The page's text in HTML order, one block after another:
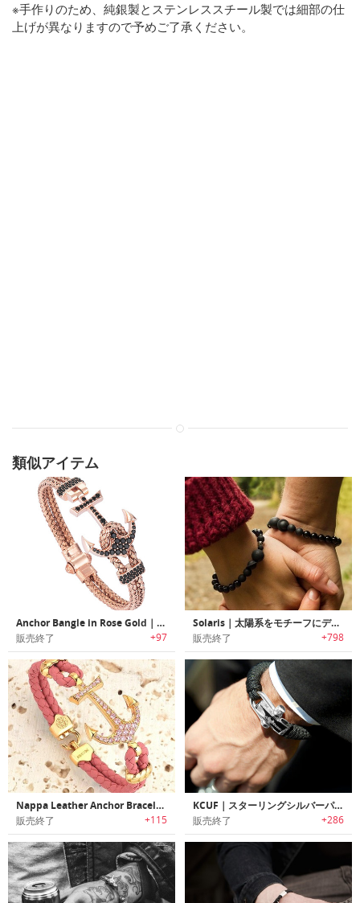
※手作りのため、純銀製とステンレススチール製では細部の仕
上げが異なりますので予めご了承ください。
類似アイテム
Anchor Bangle in Rose Gold｜錨をあしらったローズゴールドブレスレット
販売終了 +97
Solaris｜太陽系をモチーフにデザインされたお気に入りの香水を7倍長く楽しめるブレスレット「ソラリス」
販売終了 +798
Nappa Leather Anchor Bracelet ｜Atolyestoneブランドの高級ブレスレット「ナッパ・レザーアンカーブレスレット」
販売終了 +115
KCUF｜スターリングシルバーパラコードブレスレット「ケーカフ」
販売終了 +286